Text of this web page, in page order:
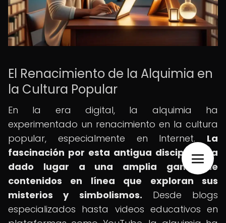
El Renacimiento de la Alquimia en
la Cultura Popular
En la era digital, la alquimia ha
experimentado un renacimiento en la cultura
popular, especialmente en Internet. La
fascinación por esta antigua disciplina ha
dado lugar a una amplia gama de
contenidos en línea que exploran sus
misterios y simbolismos. Desde blogs
especializados hasta videos educativos en